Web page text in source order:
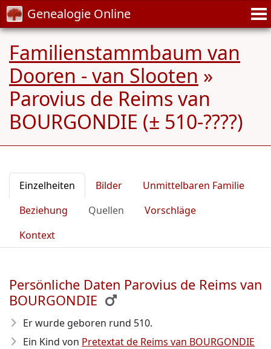
Genealogie Online
Familienstammbaum van
Dooren - van Slooten »
Parovius de Reims van
BOURGONDIE (± 510-????)
Einzelheiten Bilder
Unmittelbaren Familie
Beziehung
Quellen
Vorschläge
Kontext
Persönliche Daten Parovius de Reims van
BOURGONDIE
Er wurde geboren rund 510.
Ein Kind von Pretextat de Reims van BOURGONDIE